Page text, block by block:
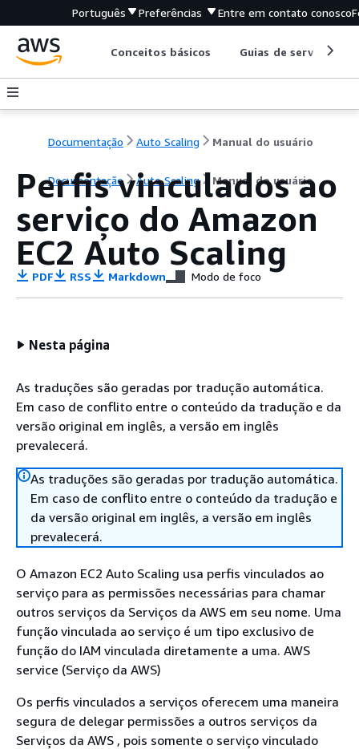
Português Preferências Entre em contato conosco
Conceitos básicos Guias de serviço
Documentação Auto Scaling Manual do usuário
Documentação Auto Scaling Manual do usuário
Perfis vinculados ao
serviço do Amazon
EC2 Auto Scaling
PDF RSS Markdown Modo de foco
Nesta página
As traduções são geradas por tradução automática.
Em caso de conflito entre o conteúdo da tradução e da
versão original em inglês, a versão em inglês
prevalecerá.
As traduções são geradas por tradução automática.
Em caso de conflito entre o conteúdo da tradução e
da versão original em inglês, a versão em inglês
prevalecerá.
O Amazon EC2 Auto Scaling usa perfis vinculados ao
serviço para as permissões necessárias para chamar
outros serviços da Serviços da AWS em seu nome. Uma
função vinculada ao serviço é um tipo exclusivo de
função do IAM vinculada diretamente a uma. AWS
service (Serviço da AWS)
Os perfis vinculados a serviços oferecem uma maneira
segura de delegar permissões a outros serviços da
Serviços da AWS , pois somente o serviço vinculado